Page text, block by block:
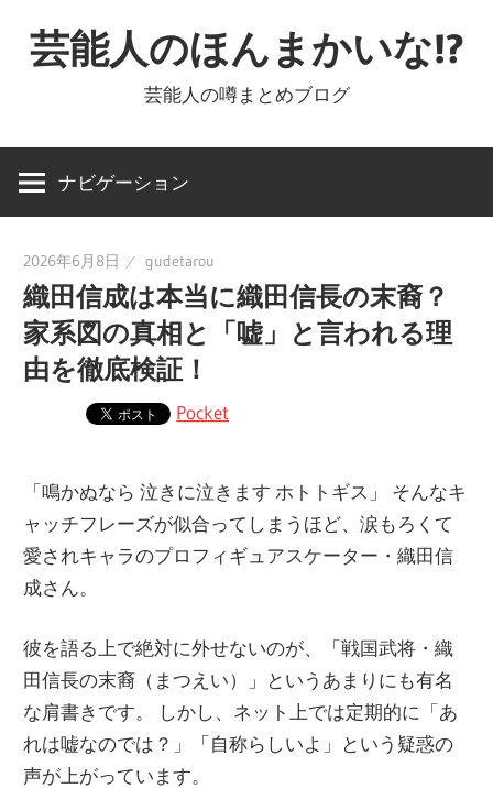
ツ
芸能人のほんまかいな!?
芸能人の噂まとめブログ
ナビゲーション
2026年6月8日 gudetarou
織田信成は本当に織田信長の末裔？
家系図の真相と「嘘」と言われる理
由を徹底検証！
Pocket
「鳴かぬなら 泣きに泣きます ホトトギス」 そんなキ
ャッチフレーズが似合ってしまうほど、涙もろくて
愛されキャラのプロフィギュアスケーター・織田信
成さん。
彼を語る上で絶対に外せないのが、「戦国武将・織
田信長の末裔（まつえい）」というあまりにも有名
な肩書きです。 しかし、ネット上では定期的に「あ
れは嘘なのでは？」「自称らしいよ」という疑惑の
声が上がっています。